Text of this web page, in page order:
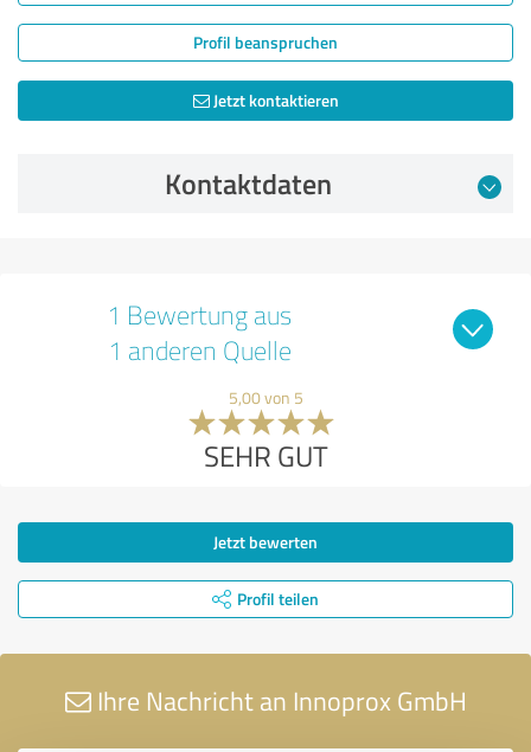
Profil beanspruchen
Jetzt kontaktieren
Kontaktdaten
1 Bewertung aus
1 anderen Quelle
5,00 von 5
SEHR GUT
Jetzt bewerten
Profil teilen
Ihre Nachricht an Innoprox GmbH